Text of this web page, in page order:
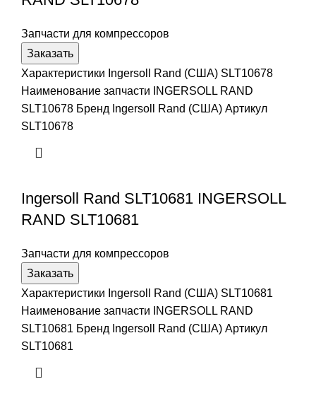
Запчасти для компрессоров
Заказать
Характеристики Ingersoll Rand (США) SLT10678
Наименование запчасти INGERSOLL RAND
SLT10678 Бренд Ingersoll Rand (США) Артикул
SLT10678
Ingersoll Rand SLT10681 INGERSOLL
RAND SLT10681
Запчасти для компрессоров
Заказать
Характеристики Ingersoll Rand (США) SLT10681
Наименование запчасти INGERSOLL RAND
SLT10681 Бренд Ingersoll Rand (США) Артикул
SLT10681